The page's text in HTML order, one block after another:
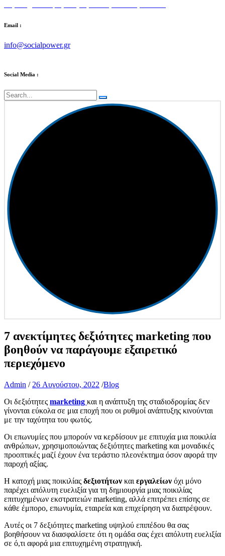
Email :
info@socialpower.gr
Social Media :
7 ανεκτίμητες δεξιότητες marketing που
βοηθούν να παράγουμε εξαιρετικό
περιεχόμενο
Admin / 26 Αυγούστου, 2022 /Blog
Οι δεξιότητες marketing και η ανάπτυξη της σταδιοδρομίας δεν
γίνονται εύκολα σε μια εποχή που οι ρυθμοί ανάπτυξης κινούνται
με την ταχύτητα του φωτός.
Οι επωνυμίες που μπορούν να κερδίσουν με επιτυχία μια ποικιλία
ανθρώπων, χρησιμοποιώντας δεξιότητες marketing και μοναδικές
προοπτικές μαζί έχουν ένα τεράστιο πλεονέκτημα όσον αφορά την
παροχή αξίας.
Η κατοχή μιας ποικιλίας δεξιοτήτων και εργαλείων όχι μόνο
παρέχει απόλυτη ευελιξία για τη δημιουργία μιας ποικιλίας
επιτυχημένων εκστρατειών marketing, αλλά επιτρέπει επίσης σε
κάθε έμπορο, επωνυμία, εταιρεία και επιχείρηση να διαπρέψουν.
Αυτές οι 7 δεξιότητες marketing υψηλού επιπέδου θα σας
βοηθήσουν να διασφαλίσετε ότι η ομάδα σας έχει απόλυτη ευελιξία
σε ό,τι αφορά μια επιτυχημένη στρατηγική.